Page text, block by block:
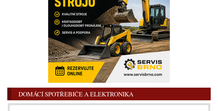
DOMÁCÍ SPOTŘEBIČE A ELEKTRONIKA